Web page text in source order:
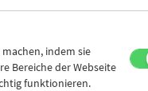
indem sie
Bereiche der Webseite
funktionieren.